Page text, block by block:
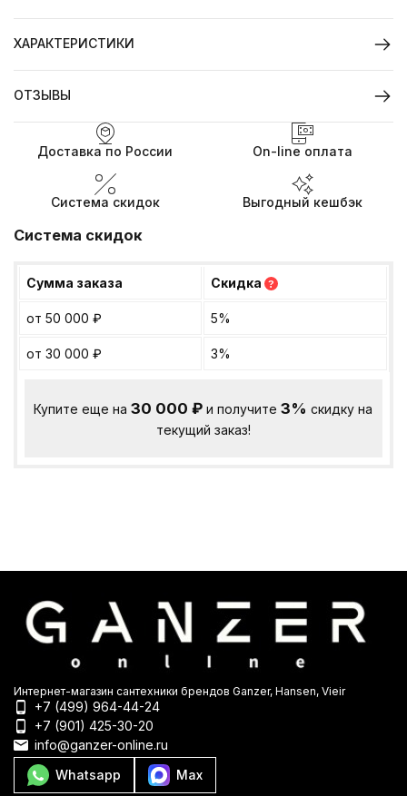
ХАРАКТЕРИСТИКИ
ОТЗЫВЫ
Доставка по России On-line оплата
Система скидок Выгодный кешбэк
Система скидок
Сумма заказа Скидка ?
от 50 000 ₽ 5%
от 30 000 ₽ 3%
Купите еще на30 000₽ и получите3% скидку на
текущий заказ!
Интернет-магазин сантехники брендов Ganzer, Hansen, Vieir
+7 (499) 964-44-24
+7 (901) 425-30-20
info@ganzer-online.ru
Whatsapp
Max